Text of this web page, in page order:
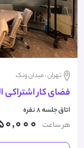
تهران ، میدان ونک
فضای کار اشتراکی
اتاق جلسه 8 نفره
هر ساعت